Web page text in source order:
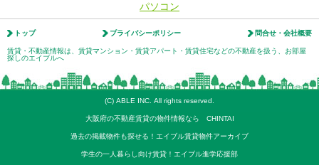
パソコン
トップ プライバシーポリシー 問合せ・会社概要
賃貸・不動産情報は、賃貸マンション・賃貸アパート・賃貸住宅などの不動産を扱う、お部屋
探しのエイブルへ
(C) ABLE INC. All rights reserved.
大阪府の不動産賃貸の物件情報なら CHINTAI
過去の掲載物件も探せる！エイブル賃貸物件アーカイブ
学生の一人暮らし向け賃貸！エイブル進学応援部